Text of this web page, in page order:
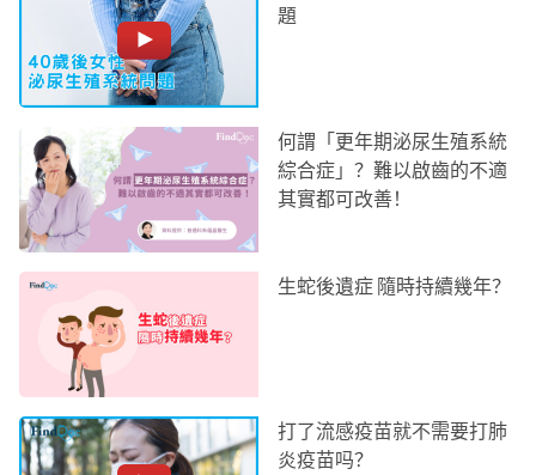
題
何謂「更年期泌尿生殖系統
綜合症」？難以啟齒的不適
其實都可改善！
生蛇後遺症 隨時持續幾年？
打了流感疫苗就不需要打肺
炎疫苗吗？